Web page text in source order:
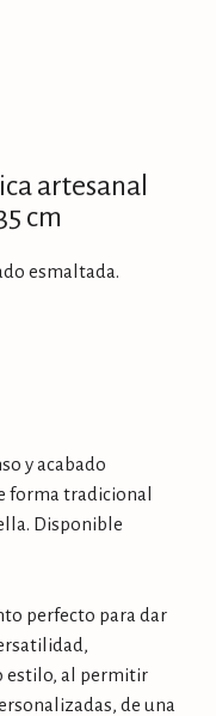
artesanal
cm
esmaltada.
y acabado
forma tradicional
Disponible
perfecto para dar
estilo, al permitir
de una